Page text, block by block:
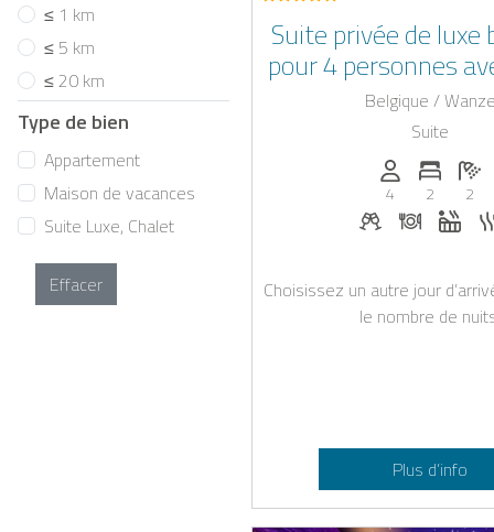
≤ 1 km
≤ 5 km
≤ 20 km
Type de bien
Appartement
Maison de vacances
Suite Luxe, Chalet
Effacer
Suite privée de
pour 4 personnes
et sauna
Belgique / Wanze
Suite
Personnes
4
Nombre
2
2
Boissons de
Dîner sur
Choisissez un autre jour
le nombre de
Plus d’info